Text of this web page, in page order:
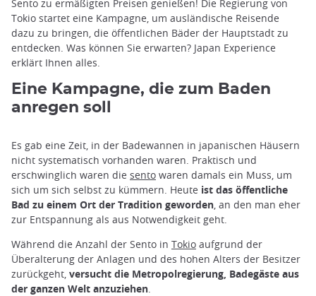
Sento zu ermäßigten Preisen genießen! Die Regierung von
Tokio startet eine Kampagne, um ausländische Reisende
dazu zu bringen, die öffentlichen Bäder der Hauptstadt zu
entdecken. Was können Sie erwarten? Japan Experience
erklärt Ihnen alles.
Eine Kampagne, die zum Baden
anregen soll
Es gab eine Zeit, in der Badewannen in japanischen Häusern
nicht systematisch vorhanden waren. Praktisch und
erschwinglich waren die sento waren damals ein Muss, um
sich um sich selbst zu kümmern. Heute ist das öffentliche
Bad zu einem Ort der Tradition geworden , an den man eher
zur Entspannung als aus Notwendigkeit geht.
Während die Anzahl der Sento in Tokio aufgrund der
Überalterung der Anlagen und des hohen Alters der Besitzer
zurückgeht, versucht die Metropolregierung, Badegäste aus
der ganzen Welt anzuziehen.